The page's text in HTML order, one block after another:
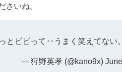
さいね。
とビビって‥うまく笑えてない
— 狩野英孝 (@kano9x)